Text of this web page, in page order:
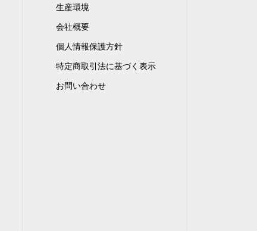
生産環境
会社概要
個人情報保護方針
特定商取引法に基づく表示
お問い合わせ